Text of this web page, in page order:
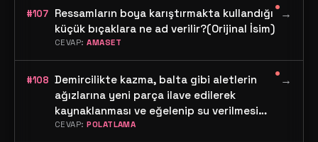
#107 Ressamların boya karıştırmakta kullandığı
küçük bıçaklara ne ad verilir?(Orijinal İsim)
CEVAP:AMASET
•→
#108 Demircilikte kazma, balta gibi aletlerin
ağızlarına yeni parça ilave edilerek
kaynaklanması ve eğelenip su verilmesi
işine ne ad verilir?
CEVAP:POLATLAMA
•→